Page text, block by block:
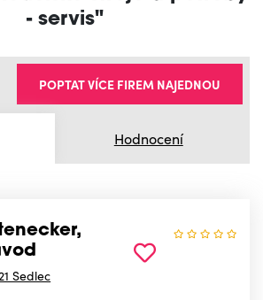
- servis"
Hodnocení
POPTAT VÍCE FIREM NAJEDNOU
Sedlec